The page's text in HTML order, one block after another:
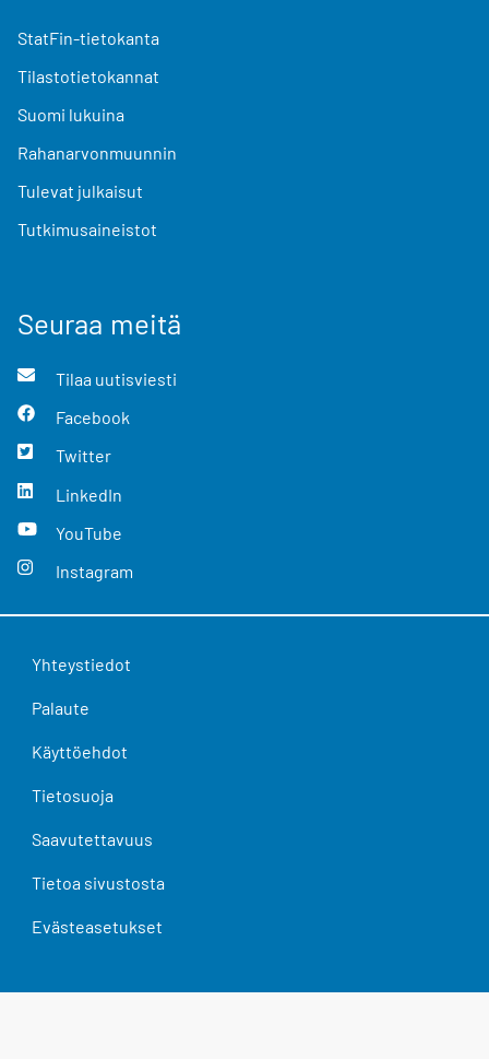
StatFin-tietokanta
Tilastotietokannat
Suomi lukuina
Rahanarvonmuunnin
Tulevat julkaisut
Tutkimusaineistot
Seuraa meitä
Tilaa uutisviesti
Facebook
Twitter
LinkedIn
YouTube
Instagram
Yhteystiedot
Palaute
Käyttöehdot
Tietosuoja
Saavutettavuus
Tietoa sivustosta
Evästeasetukset